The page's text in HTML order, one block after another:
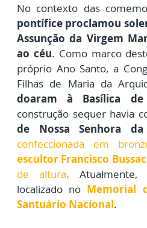
No contexto das
pontífice proclamou
Assunção da Virgem
ao céu. Como marco
próprio Ano Santo, a
Filhas de Maria da
doaram à Basílica de
construção sequer havia
de Nossa Senhora da
confeccionada em
escultor Francisco
de altura.
localizado no Memorial
Santuário Nacional.